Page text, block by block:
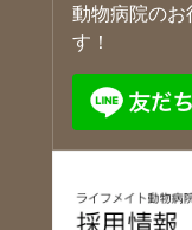
動物病院のお
す！